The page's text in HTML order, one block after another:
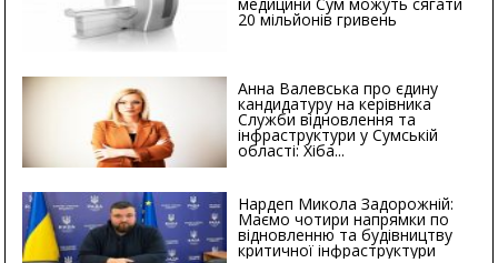
20 мільйонів гривень
Анна Валевська про єдину
кандидатуру на керівника
Служби відновлення та
інфраструктури у Сумській
області: Хіба...
Нардеп Микола Задорожній:
Маємо чотири напрямки по
відновленню та будівництву
критичної інфраструктури